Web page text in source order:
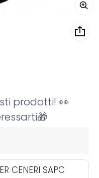
prodotti! 👀
CENERI SAPC